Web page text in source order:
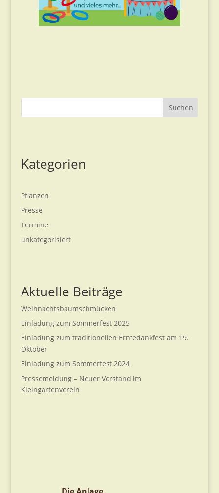
Suchen
Kategorien
Pflanzen
Presse
Termine
unkategorisiert
Aktuelle Beiträge
Weihnachtsbaumschmücken
Einladung zum Sommerfest 2025
Einladung zum traditionellen Erntedankfest am 19.
Oktober
Einladung zum Sommerfest 2024
Pressemeldung – Neuer Vorstand im
Kleingartenverein
Die Anlage